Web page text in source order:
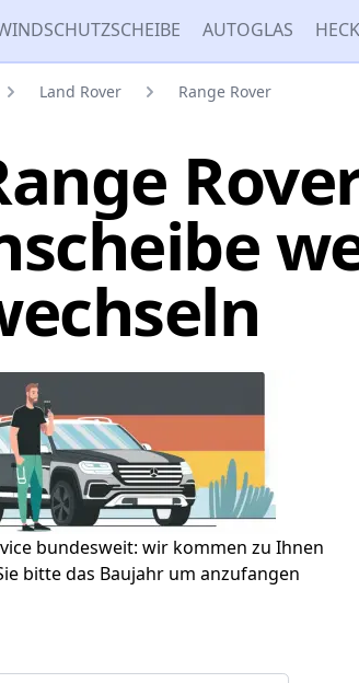
AUTOGLAS
Land Rover Range Rover
bundesweit: wir kommen zu Ihnen
bitte das Baujahr um anzufangen